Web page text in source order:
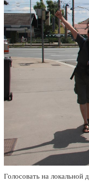
Голосовать на локальной